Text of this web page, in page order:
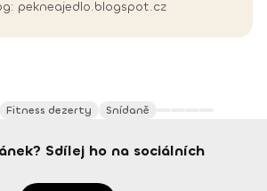
pekneajedlo.blogspot.cz
Fitness dezerty Snídaně
Sdílej ho na sociálních